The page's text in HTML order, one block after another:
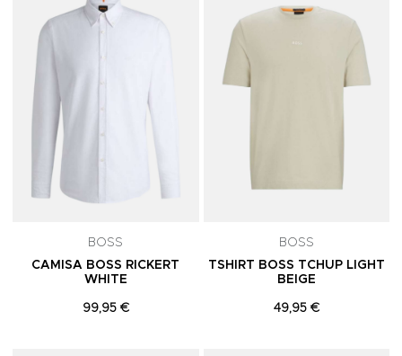
BOSS
CAMISA BOSS RICKERT
WHITE
99,95 €
BOSS
TSHIRT BOSS TCHUP LIGHT
BEIGE
49,95 €